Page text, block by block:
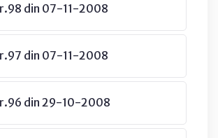
din 07-11-2008
din 07-11-2008
din 29-10-2008